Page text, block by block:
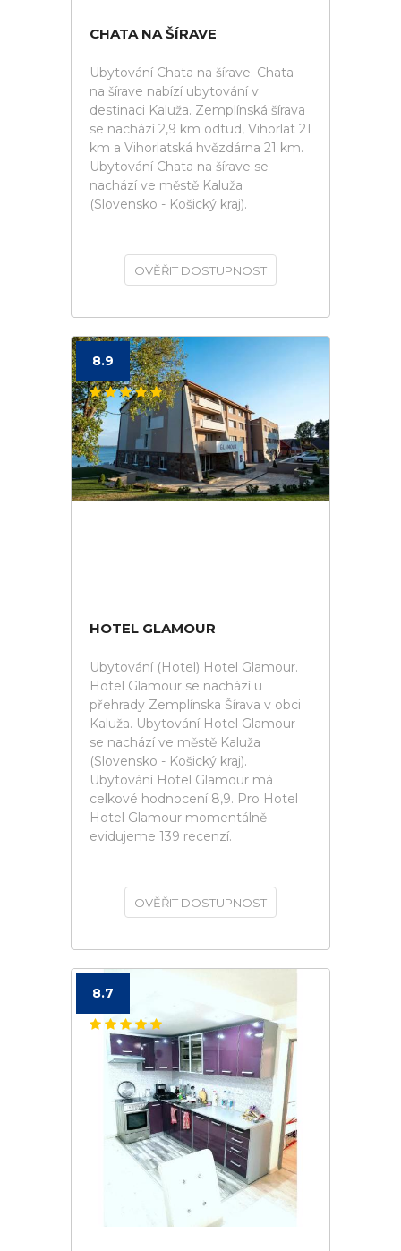
CHATA NA ŠÍRAVE
Ubytování Chata na šírave. Chata
na šírave nabízí ubytování v
destinaci Kaluža. Zemplínská šírava
se nachází 2,9 km odtud, Vihorlat 21
km a Vihorlatská hvězdárna 21 km.
Ubytování Chata na šírave se
nachází ve městě Kaluža
(Slovensko - Košický kraj).
OVĚŘIT DOSTUPNOST
8.9
HOTEL GLAMOUR
Ubytování (Hotel) Hotel Glamour.
Hotel Glamour se nachází u
přehrady Zemplínska Šírava v obci
Kaluža. Ubytování Hotel Glamour
se nachází ve městě Kaluža
(Slovensko - Košický kraj).
Ubytování Hotel Glamour má
celkové hodnocení 8,9. Pro Hotel
Hotel Glamour momentálně
evidujeme 139 recenzí.
OVĚŘIT DOSTUPNOST
8.7